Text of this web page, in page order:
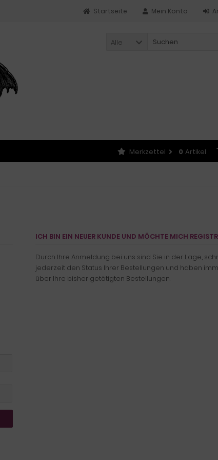
Mein Konto
Startseite
Alle
Merkzettel 0 Artikel
ICH BIN EIN NEUER KUNDE UND MÖCHTE MICH
Durch Ihre Anmeldung bei uns sind Sie in der Lage,
jederzeit den Status Ihrer Bestellungen und haben
über Ihre bisher getätigten Bestellungen.